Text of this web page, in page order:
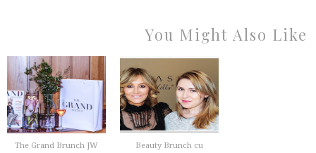
You Might Also Like
The Grand Brunch JW
Beauty Brunch cu